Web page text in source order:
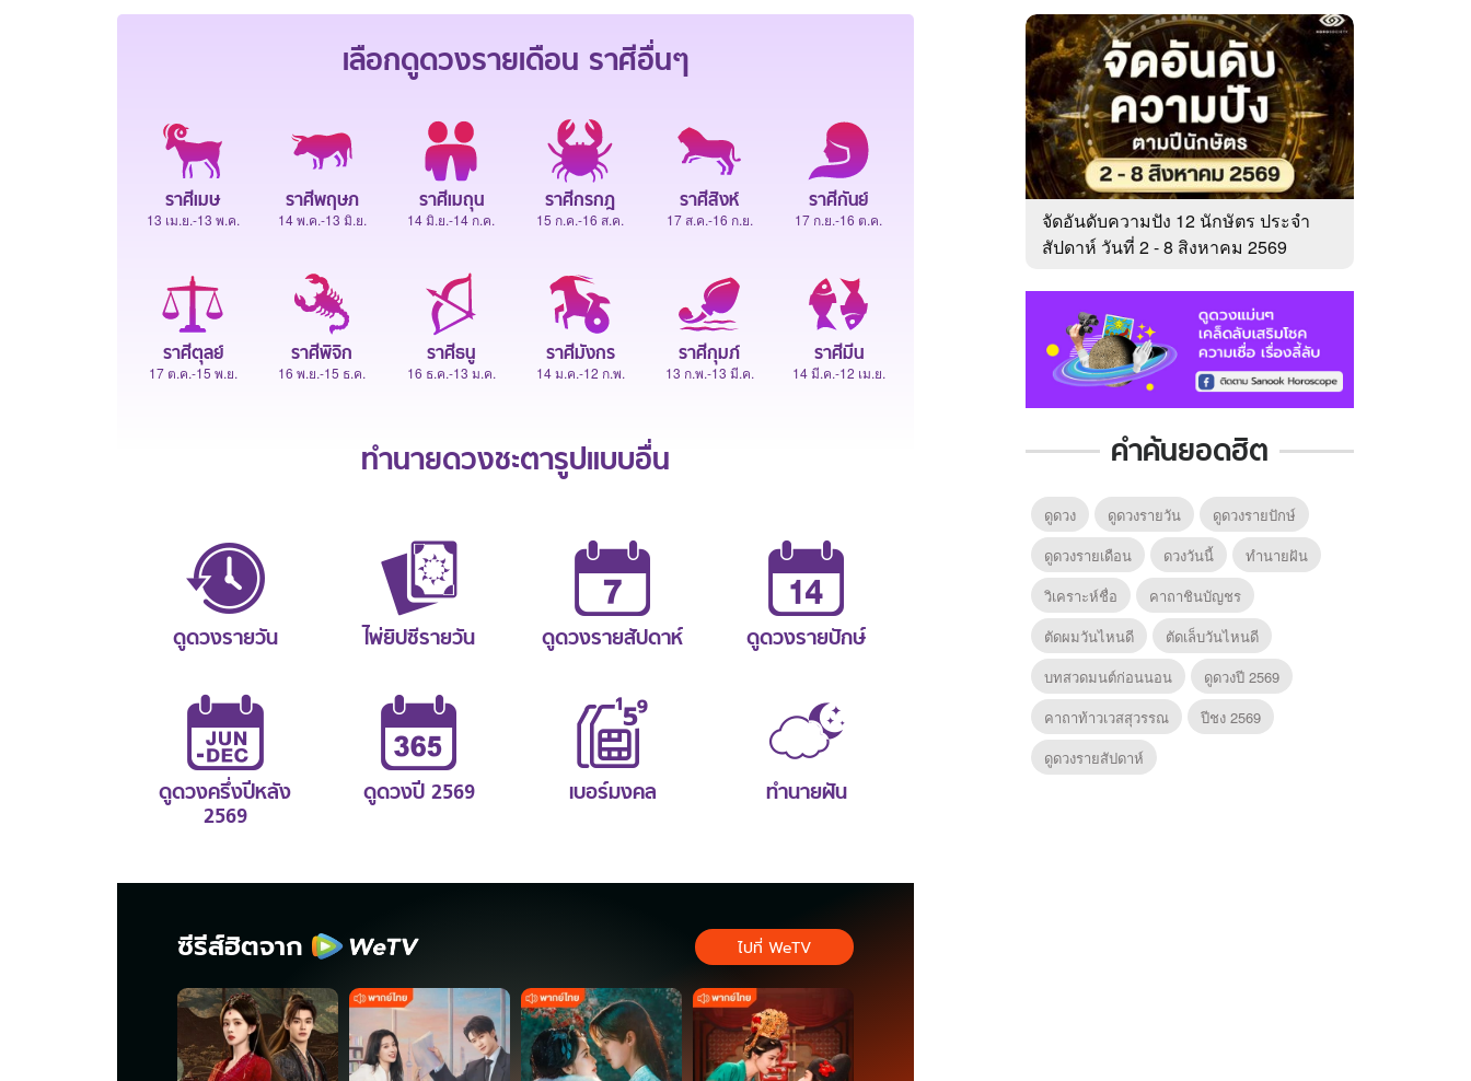
เลือกดูดวงรายเดือน ราศีอื่นๆ
ราศีเมษ
13 เม.ย.-13 พ.ค.
ราศีพฤษภ
14 พ.ค.-13 มิ.ย.
ราศีเมถุน
14 มิ.ย.-14 ก.ค.
ราศีกรกฎ
15 ก.ค.-16 ส.ค.
ราศีสิงห์
17 ส.ค.-16 ก.ย.
ราศีกันย์
17 ก.ย.-16 ต.ค.
ราศีตุลย์
17 ต.ค.-15 พ.ย.
ราศีพิจิก
16 พ.ย.-15 ธ.ค.
ราศีธนู
16 ธ.ค.-13 ม.ค.
ราศีมังกร
14 ม.ค.-12 ก.พ.
ราศีกุมภ์
13 ก.พ.-13 มี.ค.
ราศีมีน
14 มี.ค.-12 เม.ย.
ทำนายดวงชะตารูปแบบอื่น
ดูดวงรายวัน ไพ่ยิปซีรายวัน ดูดวงรายสัปดาห์ ดูดวงรายปักษ์
ดูดวงครึ่งปีหลัง
2569
ดูดวงปี 2569 เบอร์มงคล ทำนายฝัน
ซีรีส์ฮิตจาก ไปที่ WeTV
จัดอันดับความปัง 12 นักษัตร ประจำ
สัปดาห์ วันที่ 2 - 8 สิงหาคม 2569
คำค้นยอดฮิต
ดูดวง ดูดวงรายวัน
ดูดวงรายปักษ์
ดูดวงรายเดือน
ดวงวันนี้
ทํานายฝัน
วิเคราะห์ชื่อ
คาถาชินบัญชร
ตัดผมวันไหนดี
ตัดเล็บวันไหนดี
บทสวดมนต์ก่อนนอน
ดูดวงปี 2569
คาถาท้าวเวสสุวรรณ
ปีชง 2569
ดูดวงรายสัปดาห์